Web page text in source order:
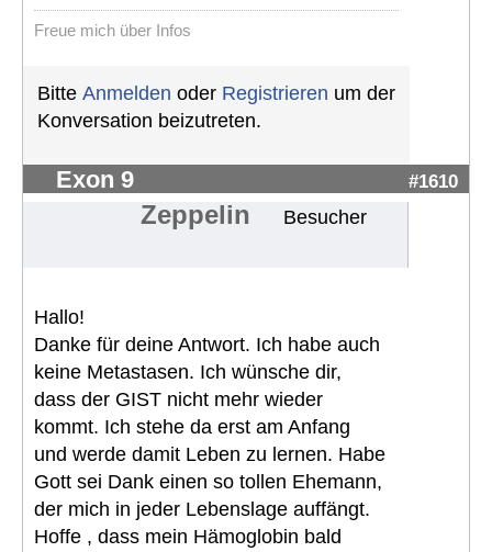
Freue mich über Infos
Bitte Anmelden oder Registrieren um der
Konversation beizutreten.
Exon 9 #1610
Zeppelin Besucher
Hallo!
Danke für deine Antwort. Ich habe auch
keine Metastasen. Ich wünsche dir,
dass der GIST nicht mehr wieder
kommt. Ich stehe da erst am Anfang
und werde damit Leben zu lernen. Habe
Gott sei Dank einen so tollen Ehemann,
der mich in jeder Lebenslage auffängt.
Hoffe , dass mein Hämoglobin bald